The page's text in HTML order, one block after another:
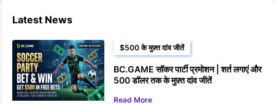
Latest News
$500 के मुफ़्त दांव जीतें
BC.GAME सॉकर पार्टी प्रमोशन | शर्त लगाएं और
500 डॉलर तक के मुफ़्त दांव जीतें
Read More